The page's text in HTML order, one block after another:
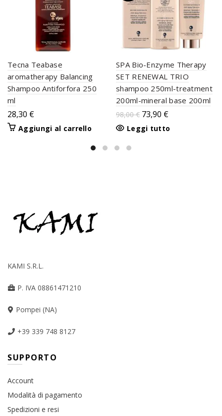
Tecna Teabase
aromatherapy Balancing
Shampoo Antiforfora 250
ml
28,30 €
Aggiungi al carrello
SPA Bio-Enzyme Therapy
SET RENEWAL TRIO
shampoo 250ml-treatment
200ml-mineral base 200ml
98,00€ 73,90 €
Leggi tutto
KAMI S.R.L.
P. IVA 08861471210
Pompei (NA)
+39 339 748 8127
SUPPORTO
Account
Modalità di pagamento
Spedizioni e resi